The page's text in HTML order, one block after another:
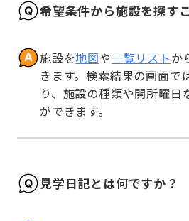
希望条件から施設を探す
施設を地図や一覧リストか
きます。検索結果の画面で
り、施設の種類や開所曜日
ができます。
見学日記とは何ですか？